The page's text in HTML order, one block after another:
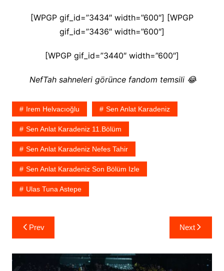
[WPGP gif_id=”3434″ width=”600″] [WPGP
gif_id=”3436″ width=”600″]
[WPGP gif_id=”3440″ width=”600″]
NefTah sahneleri görünce fandom temsili 😂
Irem Helvacıoğlu Sen Anlat Karadeniz
Sen Anlat Karadeniz 11.bölüm
Sen Anlat Karadeniz Nefes Tahir
Sen Anlat Karadeniz Son Bölüm Izle
Ulas Tuna Astepe
Yazı
gezinmesi
Prev Next